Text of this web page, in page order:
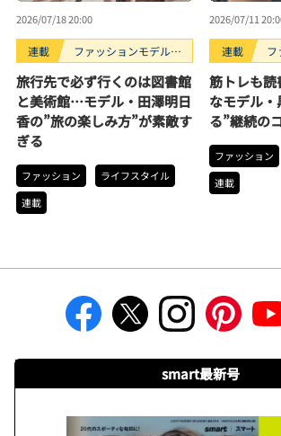
2026/07/18 20:00
連載
ファッションモデルの
旅行先で必ず行くのは図書館
と美術館…モデル・田澤明日
香の”旅の楽しみ方”が素敵す
ぎる
ファッション
ライフスタイル
連載
2026/07/11
連載
フ
筋トレも
なモデル
る”継続の
ファッション
連載
smart最新号